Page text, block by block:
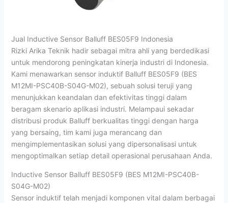
Jual Inductive Sensor Balluff BES05F9 Indonesia
Rizki Arika Teknik hadir sebagai mitra ahli yang berdedikasi
untuk mendorong peningkatan kinerja industri di Indonesia.
Kami menawarkan sensor induktif Balluff BES05F9 (BES
M12MI-PSC40B-S04G-M02), sebuah solusi teruji yang
menunjukkan keandalan dan efektivitas tinggi dalam
beragam skenario aplikasi industri. Melampaui sekadar
distribusi produk Balluff berkualitas tinggi dengan harga
yang bersaing, tim kami juga merancang dan
mengimplementasikan solusi yang dipersonalisasi untuk
mengoptimalkan setiap detail operasional perusahaan Anda.
Inductive Sensor Balluff BES05F9 (BES M12MI-PSC40B-
S04G-M02)
Sensor induktif telah menjadi komponen vital dalam berbagai